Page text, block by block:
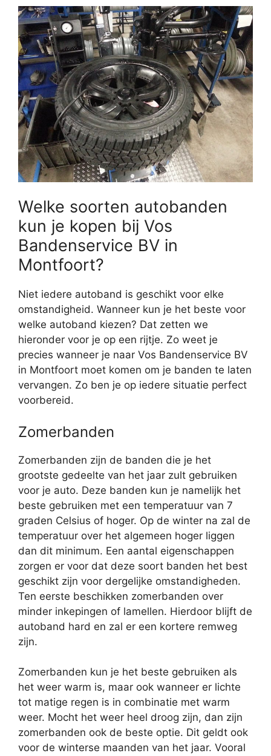
Welke soorten autobanden
kun je kopen bij Vos
Bandenservice BV in
Montfoort?
Niet iedere autoband is geschikt voor elke
omstandigheid. Wanneer kun je het beste voor
welke autoband kiezen? Dat zetten we
hieronder voor je op een rijtje. Zo weet je
precies wanneer je naar Vos Bandenservice BV
in Montfoort moet komen om je banden te laten
vervangen. Zo ben je op iedere situatie perfect
voorbereid.
Zomerbanden
Zomerbanden zijn de banden die je het
grootste gedeelte van het jaar zult gebruiken
voor je auto. Deze banden kun je namelijk het
beste gebruiken met een temperatuur van 7
graden Celsius of hoger. Op de winter na zal de
temperatuur over het algemeen hoger liggen
dan dit minimum. Een aantal eigenschappen
zorgen er voor dat deze soort banden het best
geschikt zijn voor dergelijke omstandigheden.
Ten eerste beschikken zomerbanden over
minder inkepingen of lamellen. Hierdoor blijft de
autoband hard en zal er een kortere remweg
zijn.
Zomerbanden kun je het beste gebruiken als
het weer warm is, maar ook wanneer er lichte
tot matige regen is in combinatie met warm
weer. Mocht het weer heel droog zijn, dan zijn
zomerbanden ook de beste optie. Dit geldt ook
voor de winterse maanden van het jaar. Vooral